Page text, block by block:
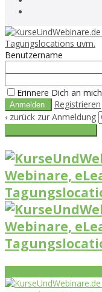
Benutzername
Erinnere Dich an mich
Registrieren
‹ zurück zur Anmeldung